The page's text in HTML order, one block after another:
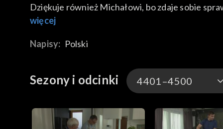
Dziękuje również Michałowi, bo zdaje sobie
domu. Trochę to nawet niezręcznie, że będzie
nazwiska. Ola podpytuje siostrę o decyzję w
zamierza w tym roku ponownie podchodzić do
więcej
Napisy: Polski
Sezony i odcinki 4401–4500
4701–4800